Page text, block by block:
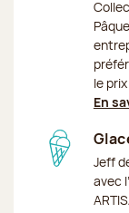
le
En
Jeff
avec